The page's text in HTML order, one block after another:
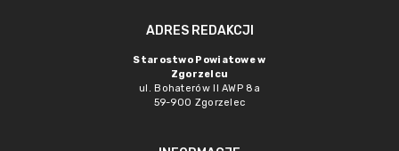
ADRES REDAKCJI
Starostwo Powiatowe w
Zgorzelcu
ul. Bohaterów II AWP 8a
59-900 Zgorzelec